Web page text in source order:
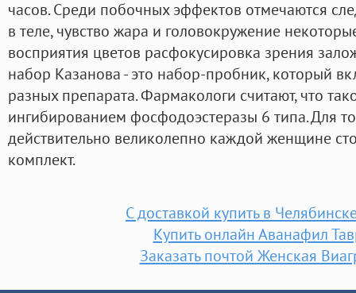
часов. Среди побочных эффектов отмечаются
в теле, чувство жара и головокружение
восприятия цветов расфокусировка зрения
набор Казанова - это набор-пробник, который
разных препарата. Фармакологи считают, что
ингибированием фосфодоэстеразы 6 типа. Для
действительно великолепно каждой женщине
комплект.
С доставкой купить в
Купить онлайн Аванафил
Заказать почтой Женская